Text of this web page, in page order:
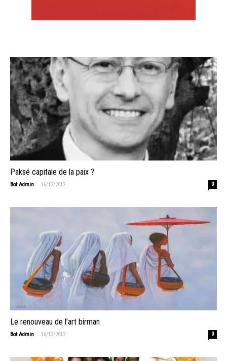
Paksé capitale de la paix ?
Bot Admin - 16/12/2012 0
Le renouveau de l’art birman
Bot Admin - 16/12/2012 0